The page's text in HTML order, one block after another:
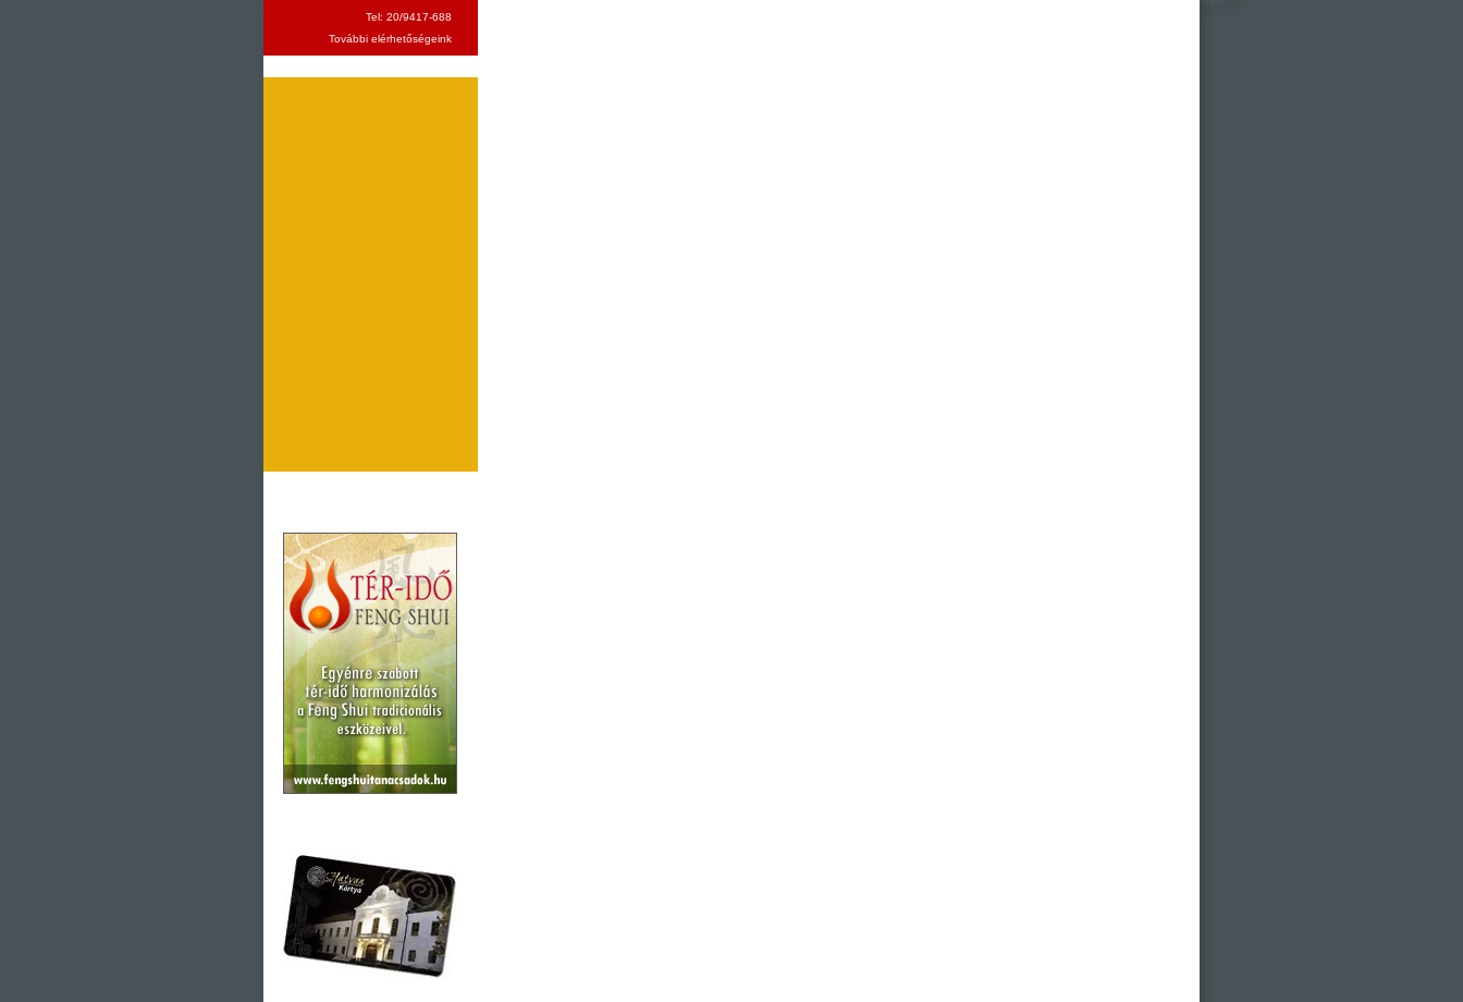
Tel: 20/9417-688
További elérhetőségeink